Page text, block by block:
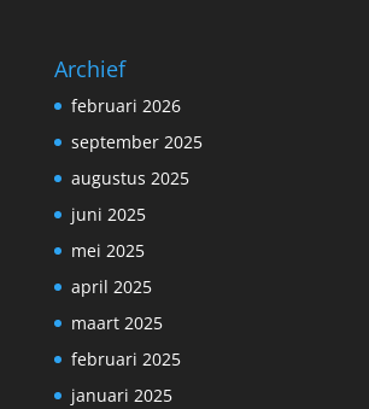
Archief
februari 2026
september 2025
augustus 2025
juni 2025
mei 2025
april 2025
maart 2025
februari 2025
januari 2025